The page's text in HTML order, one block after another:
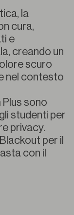
la
cura,
e
creando un
scuro
nel contesto
Plus sono
studenti per
privacy.
per il
con il